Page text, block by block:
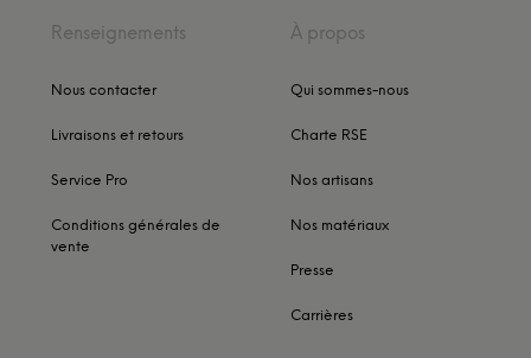
Renseignements
Nous contacter
Livraisons et retours
Service Pro
Conditions générales de
vente
À propos
Qui sommes-nous
Charte RSE
Nos artisans
Nos matériaux
Presse
Carrières